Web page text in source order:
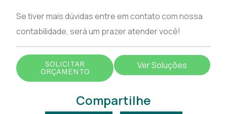
Se tiver mais dúvidas entre em contato com nossa
contabilidade, será um prazer atender você!
SOLICITAR
ORÇAMENTO
Ver Soluções
Compartilhe